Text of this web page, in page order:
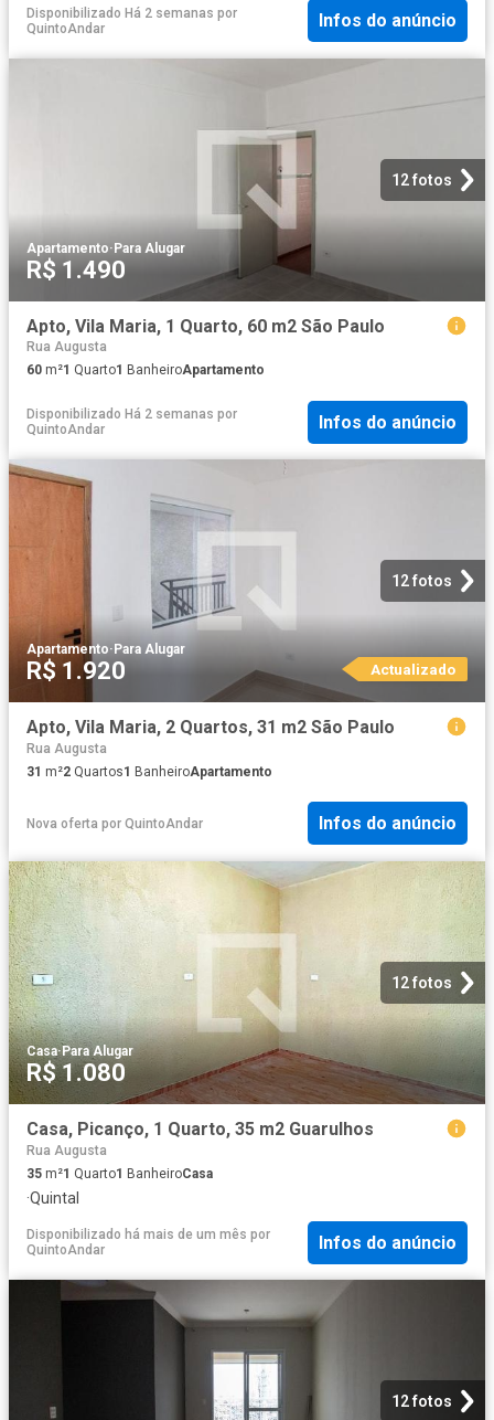
Disponibilizado Há 2 semanas por
QuintoAndar
Infos do anúncio
12 fotos
Apartamento·Para Alugar
R$ 1.490
Apto, Vila Maria, 1 Quarto, 60 m2 São Paulo
Rua Augusta
60 m²1 Quarto1 BanheiroApartamento
Disponibilizado Há 2 semanas por
QuintoAndar
Infos do anúncio
12 fotos
Apartamento· Para Alugar
R$ 1.920 Actualizado
Apto, Vila Maria, 2 Quartos, 31 m2 São Paulo
Rua Augusta
31 m²2 Quartos1 BanheiroApartamento
Nova oferta por QuintoAndar Infos do anúncio
12 fotos
Casa·Para Alugar
R$ 1.080
Casa, Picanço, 1 Quarto, 35 m2 Guarulhos
Rua Augusta
35 m²1 Quarto1 BanheiroCasa
·Quintal
Disponibilizado há mais de um mês por
QuintoAndar
Infos do anúncio
12 fotos